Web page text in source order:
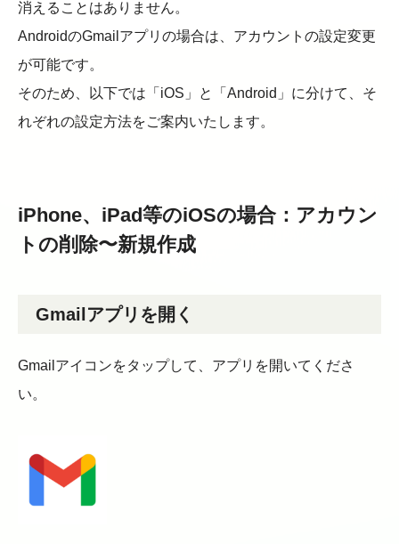
消えることはありません。
AndroidのGmailアプリの場合は、アカウントの設定変更
が可能です。
そのため、以下では「iOS」と「Android」に分けて、そ
れぞれの設定方法をご案内いたします。
iPhone、iPad等のiOSの場合：アカウン
トの削除〜新規作成
Gmailアプリを開く
Gmailアイコンをタップして、アプリを開いてくださ
い。